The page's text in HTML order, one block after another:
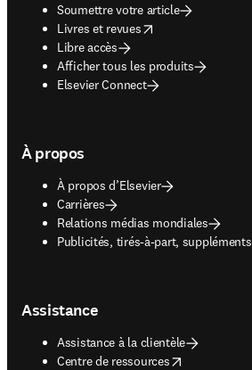
Soumettre votre article
Livres et revues
opens in new tab/window
Libre accès
Afficher tous les produits
Elsevier Connect
À propos
À propos d’Elsevier
Carrières
Relations médias mondiales
Publicités, tirés-à-part, suppléments
opens in new tab/window
Assistance
Assistance à la clientèle
Centre de ressources
opens in new tab/window